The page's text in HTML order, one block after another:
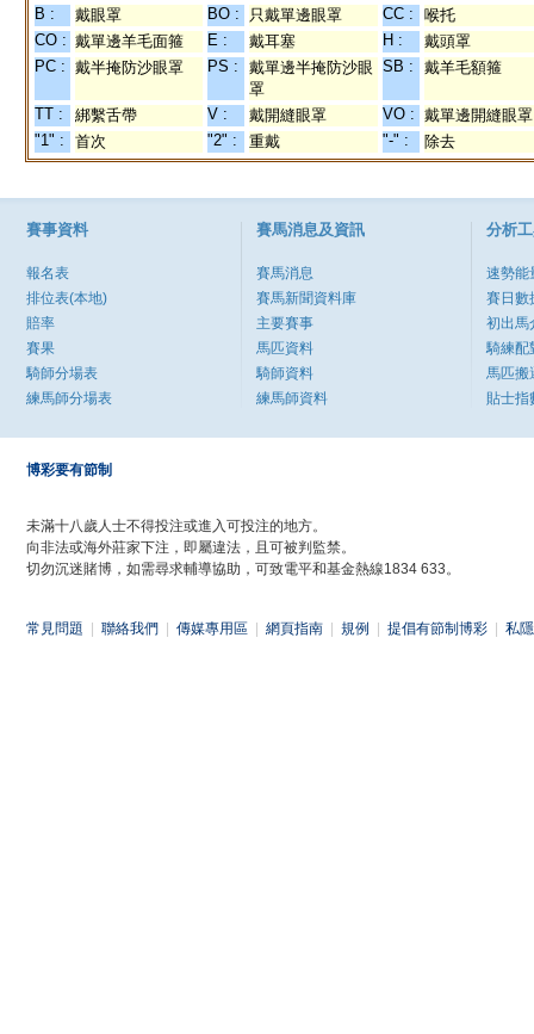
B : 戴眼罩 BO : 只戴單邊眼罩 CC :
喉托
CO : 戴單邊羊毛面箍 E : 戴耳塞 H :
戴頭罩
PC : 戴半掩防沙眼罩 PS :
戴單邊半掩防沙眼
罩
SB : 戴羊毛額箍
TT : 綁繫舌帶 V : 戴開縫眼罩 VO : 戴單邊開縫眼罩
"1" :
首次 "2" : 重戴 "-" : 除去
賽事資料
報名表
排位表(本地)
賠率
賽果
騎師分場表
練馬師分場表
賽馬消息及資訊
賽馬消息
賽馬新聞資料庫
主要賽事
馬匹資料
騎師資料
練馬師資料
分析
速勢能
賽日數
初出馬
騎練配
馬匹搬
貼士指
博彩要有節制
未滿十八歲人士不得投注或進入可投注的地方。
向非法或海外莊家下注，即屬違法，且可被判監禁。
切勿沉迷賭博，如需尋求輔導協助，可致電平和基金熱線1834 633。
常見問題 聯絡我們 傳媒專用區 網頁指南 規例 提倡有節制博彩 私